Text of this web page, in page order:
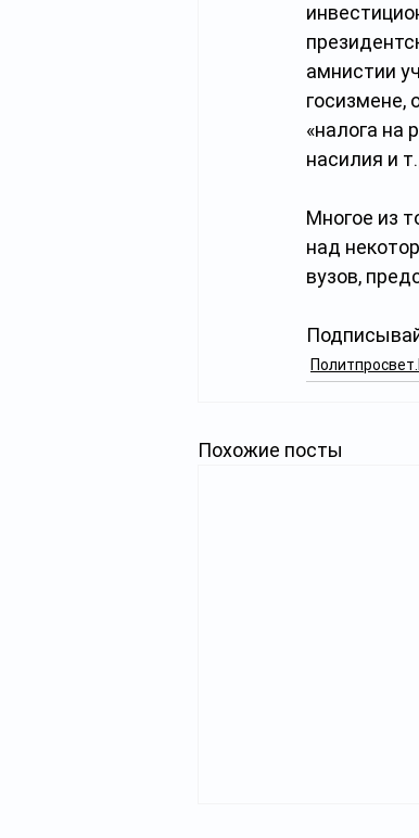
амнистии
госизмене,
«налога на
насилия и
Многое из
над
вузов,
Похожие посты